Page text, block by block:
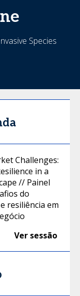
Species
Challenges:
in a
// Painel
do
resiliência em
Ver sessão